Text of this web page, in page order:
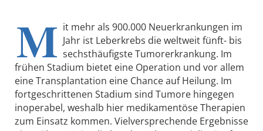
M it mehr als 900.000 Neuerkrankungen im
Jahr ist Leberkrebs die weltweit fünft- bis
sechsthäufigste Tumorerkrankung. Im
frühen Stadium bietet eine Operation und vor allem
eine Transplantation eine Chance auf Heilung. Im
fortgeschrittenen Stadium sind Tumore hingegen
inoperabel, weshalb hier medikamentöse Therapien
zum Einsatz kommen. Vielversprechende Ergebnisse